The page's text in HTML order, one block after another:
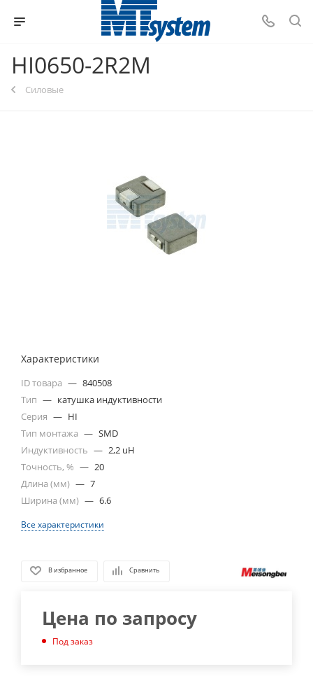
HI0650-2R2M
Силовые
Характеристики
ID товара — 840508
Тип — катушка индуктивности
Серия — HI
Тип монтажа — SMD
Индуктивность — 2,2 uH
Точность, % — 20
Длина (мм) — 7
Ширина (мм) — 6.6
Все характеристики
В избранное Сравнить
Цена по запросу
Под заказ